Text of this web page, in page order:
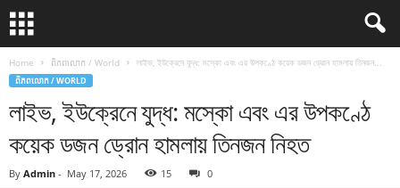
Home ពិភពលោក / World লাইভ, ইউক্রেনে যুদ্ধ: মস্কো এবং এর উপকণ্ঠে কয়েক ডজন ড্রোন হামলায় তিনজন...
ពិភពលោក / WORLD
লাইভ, ইউক্রেনে যুদ্ধ: মস্কো এবং এর উপকণ্ঠে
কয়েক ডজন ড্রোন হামলায় তিনজন নিহত
By Admin - May 17, 2026 15 0